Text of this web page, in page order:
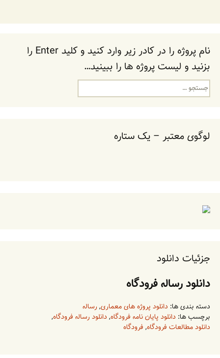
نام پروژه را در کادر زیر وارد کنید و کلید Enter را
بزنید و لیست پروژه ها را ببینید…
جستجو
برای:
لوگوی معتبر – یک ستاره
جزئیات دانلود
دانلود رساله فرودگاه
دسته بندی ها: دانلود پروژه های معماری, رساله
برچسب ها: دانلود پایان نامه فرودگاه, دانلود رساله فرودگاه,
دانلود مطالعات فرودگاه, فرودگاه